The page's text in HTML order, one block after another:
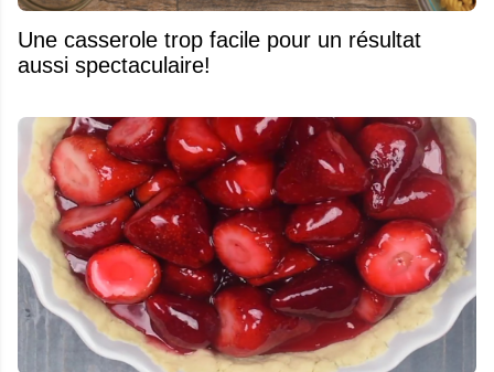
Une casserole trop facile pour un résultat
aussi spectaculaire!